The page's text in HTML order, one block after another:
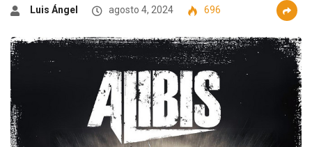
Luis Ángel agosto 4, 2024 696